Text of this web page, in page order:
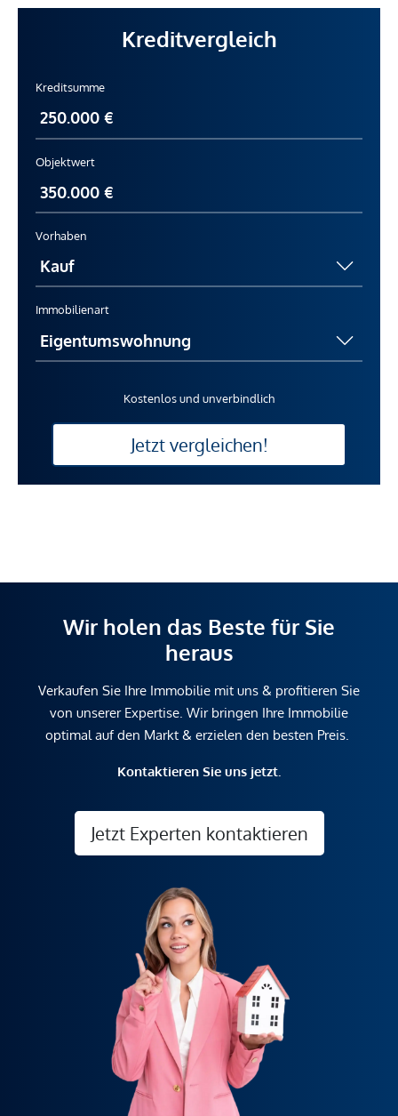
Kreditvergleich
Kreditsumme
Objektwert
Vorhaben
Immobilienart
Kostenlos und unverbindlich
Jetzt vergleichen!
Wir holen das Beste für Sie
heraus
Verkaufen Sie Ihre Immobilie mit uns & profitieren Sie
von unserer Expertise. Wir bringen Ihre Immobilie
optimal auf den Markt & erzielen den besten Preis.
Kontaktieren Sie uns jetzt.
Jetzt Experten kontaktieren